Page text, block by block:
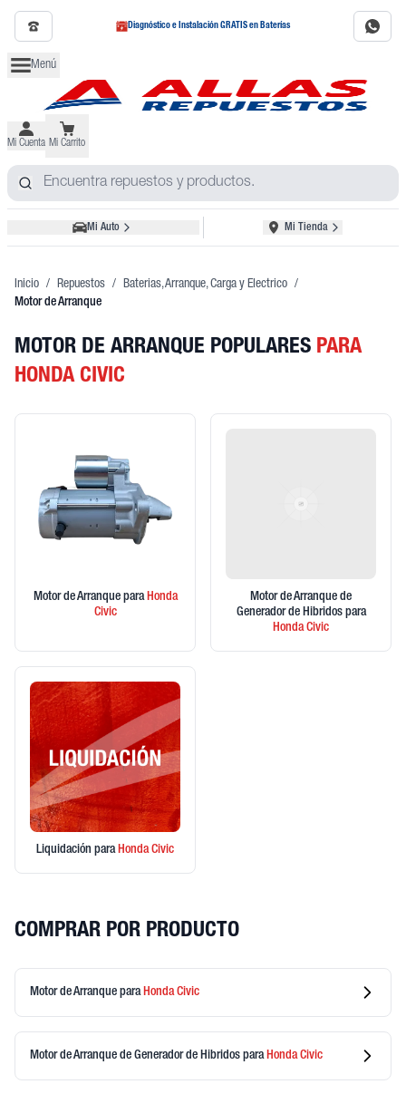
Diagnóstico e Instalación GRATIS en Baterías
Menú
Mi Cuenta Mi Carrito
Mi Auto Mi Tienda
Inicio / Repuestos / Baterias, Arranque, Carga y Electrico /
Motor de Arranque
MOTOR DE ARRANQUE POPULARES PARA
HONDA CIVIC
Motor de Arranque paraHonda
Civic
Motor de Arranque de
Generador de Hibridos para
HondaCivic
Liquidación paraHondaCivic
COMPRAR POR PRODUCTO
Motor de Arranque para HondaCivic
Motor de Arranque de Generador de Hibridos para HondaCivic